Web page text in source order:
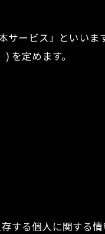
ービス」といいま
を定めます。
する個人に関する